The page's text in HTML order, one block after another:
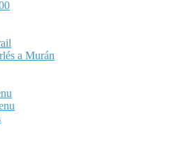
a Murán